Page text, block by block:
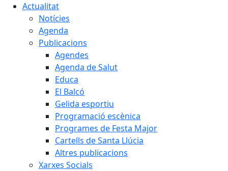
Actualitat
Notícies
Agenda
Publicacions
Agendes
Agenda de Salut
Educa
El Balcó
Gelida esportiu
Programació escènica
Programes de Festa Major
Cartells de Santa Llúcia
Altres publicacions
Xarxes Socials